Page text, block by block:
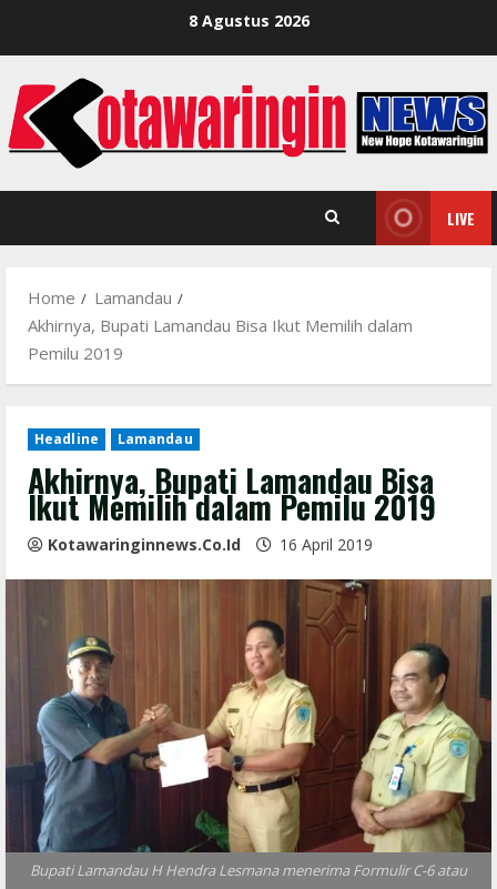
8 Agustus 2026
LIVE
Home
Lamandau
Akhirnya, Bupati Lamandau Bisa Ikut Memilih dalam
Pemilu 2019
Headline Lamandau
Akhirnya, Bupati Lamandau Bisa
Ikut Memilih dalam Pemilu 2019
Kotawaringinnews.co.id 16 April 2019
Bupati Lamandau H Hendra Lesmana menerima Formulir C-6 atau